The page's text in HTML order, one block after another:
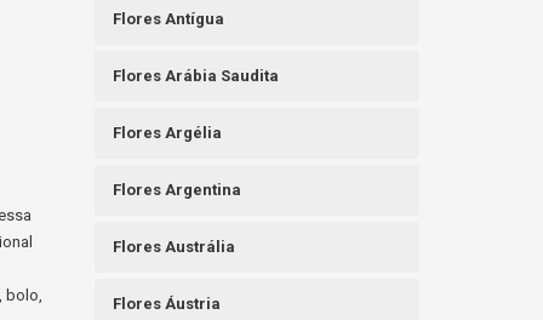
bolo,
Flores Antígua
Flores Arábia Saudita
Flores Argélia
Flores Argentina
Flores Austrália
Flores Áustria